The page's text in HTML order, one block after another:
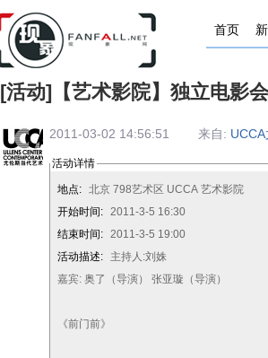
首页
[活动]【艺术影院】独立电影
2011-03-02 14:56:51 来自:
活动详情
地点: 北京 798艺术区 UCCA 艺术影院
开始时间: 2011-3-5 16:30
结束时间: 2011-3-5 19:00
活动描述:
主持人:刘姝
嘉宾: 奥了（导演） 张亚璇（导演）
《前门前》